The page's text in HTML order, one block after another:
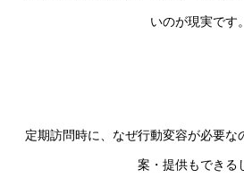
いのが現実です。
定期訪問時に、なぜ行動変容が必要な
案・提供もできる